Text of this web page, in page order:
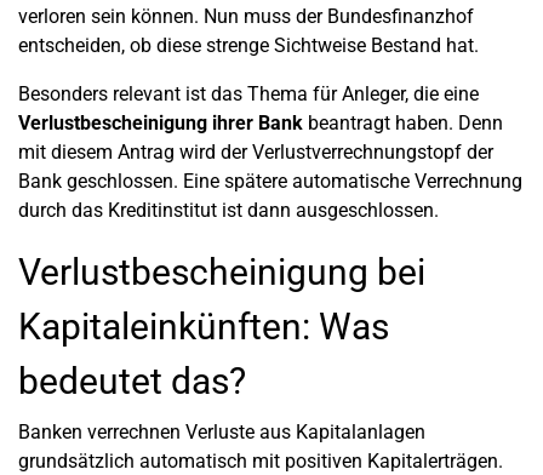
verloren sein können. Nun muss der Bundesfinanzhof
entscheiden, ob diese strenge Sichtweise Bestand hat.
Besonders relevant ist das Thema für Anleger, die eine
Verlustbescheinigung ihrer Bank beantragt haben. Denn
mit diesem Antrag wird der Verlustverrechnungstopf der
Bank geschlossen. Eine spätere automatische Verrechnung
durch das Kreditinstitut ist dann ausgeschlossen.
Verlustbescheinigung bei
Kapitaleinkünften: Was
bedeutet das?
Banken verrechnen Verluste aus Kapitalanlagen
grundsätzlich automatisch mit positiven Kapitalerträgen.